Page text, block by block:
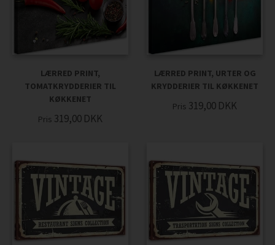
LÆRRED PRINT,
TOMATKRYDDERIER TIL
KØKKENET
Pris 319,00 DKK
LÆRRED PRINT, URTER OG
KRYDDERIER TIL KØKKENET
Pris 319,00 DKK